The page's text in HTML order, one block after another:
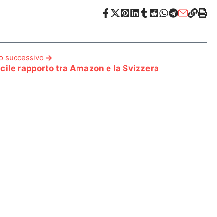
successivo
rapporto tra Amazon e la Svizzera